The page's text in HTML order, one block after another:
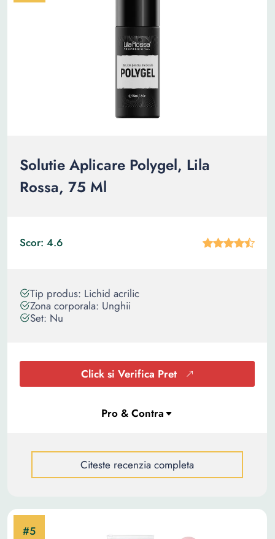
Solutie Aplicare Polygel, Lila
Rossa, 75 Ml
Scor: 4.6
Tip produs: Lichid acrilic
Zona corporala: Unghii
Set: Nu
Click si Verifica Pret
Citeste recenzia completa